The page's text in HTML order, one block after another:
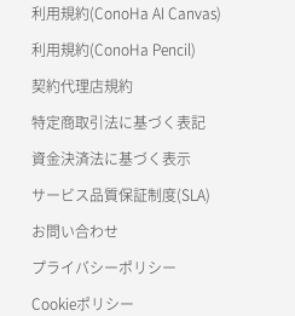
利用規約(ConoHa AI Canvas)
利用規約(ConoHa Pencil)
契約代理店規約
特定商取引法に基づく表記
資金決済法に基づく表示
サービス品質保証制度(SLA)
お問い合わせ
プライバシーポリシー
Cookieポリシー